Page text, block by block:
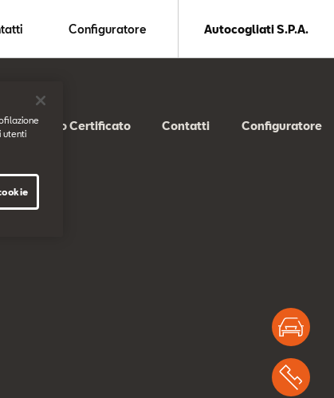
Configuratore Autocogliati S.P.A.
SEAT Usato Certificato Contatti Configuratore
utenti